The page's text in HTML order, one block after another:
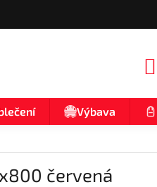
Výbava
červená